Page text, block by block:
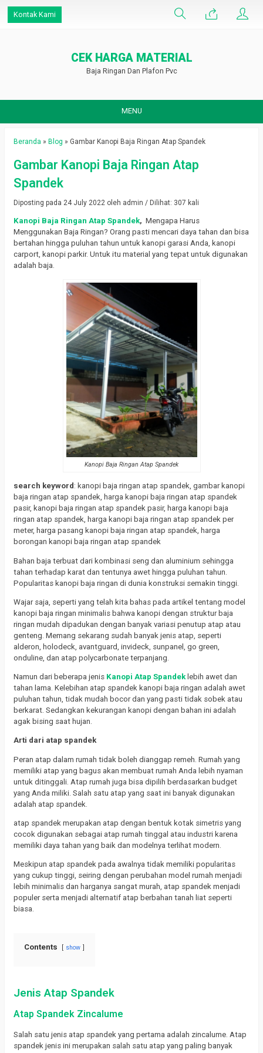
Kontak Kami
CEK HARGA MATERIAL
Baja Ringan Dan Plafon Pvc
MENU
Beranda » Blog » Gambar Kanopi Baja Ringan Atap Spandek
Gambar Kanopi Baja Ringan Atap
Spandek
Diposting pada 24 July 2022 oleh admin / Dilihat: 307 kali
Kanopi Baja Ringan Atap Spandek, Mengapa Harus
Menggunakan Baja Ringan? Orang pasti mencari daya tahan dan bisa
bertahan hingga puluhan tahun untuk kanopi garasi Anda, kanopi
carport, kanopi parkir. Untuk itu material yang tepat untuk digunakan
adalah baja.
Kanopi Baja Ringan Atap Spandek
search keyword : kanopi baja ringan atap spandek, gambar kanopi
baja ringan atap spandek, harga kanopi baja ringan atap spandek
pasir, kanopi baja ringan atap spandek pasir, harga kanopi baja
ringan atap spandek, harga kanopi baja ringan atap spandek per
meter, harga pasang kanopi baja ringan atap spandek, harga
borongan kanopi baja ringan atap spandek
Bahan baja terbuat dari kombinasi seng dan aluminium sehingga
tahan terhadap karat dan tentunya awet hingga puluhan tahun.
Popularitas kanopi baja ringan di dunia konstruksi semakin tinggi.
Wajar saja, seperti yang telah kita bahas pada artikel tentang model
kanopi baja ringan minimalis bahwa kanopi dengan struktur baja
ringan mudah dipadukan dengan banyak variasi penutup atap atau
genteng. Memang sekarang sudah banyak jenis atap, seperti
alderon, holodeck, avantguard, invideck, sunpanel, go green,
onduline, dan atap polycarbonate terpanjang.
Namun dari beberapa jenis Kanopi Atap Spandeklebih awet dan
tahan lama. Kelebihan atap spandek kanopi baja ringan adalah awet
puluhan tahun, tidak mudah bocor dan yang pasti tidak sobek atau
berkarat. Sedangkan kekurangan kanopi dengan bahan ini adalah
agak bising saat hujan.
Arti dari atap spandek
Peran atap dalam rumah tidak boleh dianggap remeh. Rumah yang
memiliki atap yang bagus akan membuat rumah Anda lebih nyaman
untuk ditinggali. Atap rumah juga bisa dipilih berdasarkan budget
yang Anda miliki. Salah satu atap yang saat ini banyak digunakan
adalah atap spandek.
atap spandek merupakan atap dengan bentuk kotak simetris yang
cocok digunakan sebagai atap rumah tinggal atau industri karena
memiliki daya tahan yang baik dan modelnya terlihat modern.
Meskipun atap spandek pada awalnya tidak memiliki popularitas
yang cukup tinggi, seiring dengan perubahan model rumah menjadi
lebih minimalis dan harganya sangat murah, atap spandek menjadi
populer serta menjadi alternatif atap berbahan tanah liat seperti
biasa.
Contents show
Jenis Atap Spandek
Atap Spandek Zincalume
Salah satu jenis atap spandek yang pertama adalah zincalume. Atap
spandek jenis ini merupakan salah satu atap yang paling banyak